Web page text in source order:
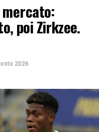
poi Zirkzee.
2026